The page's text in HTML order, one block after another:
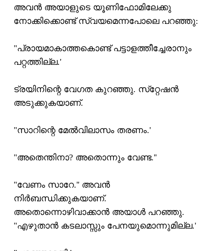
അവന്‍ അയാളുടെ യൂണിഫോമിലേക്കു
നോക്കിക്കൊണ്ട് സ്വയമെന്നപോലെ പറഞ്ഞു:
"പ്രായമാകാത്തകൊണ്ട് പട്ടാളത്തീച്ചേരാനും
പറ്റത്തില്ല.'
ട്രയിനിന്റെ വേഗത കുറഞ്ഞു. സ്‌റ്റേഷന്‍
അടുക്കുകയാണ്.
"സാറിന്റെ മേല്‍വിലാസം തരണം.'
"അതെന്തിനാ? അതൊന്നും വേണ്ട.''
"വേണം സാറേ.'' അവന്‍
നിര്‍ബന്ധിക്കുകയാണ്.
അതൊന്നൊഴിവാക്കാന്‍ അയാള്‍ പറഞ്ഞു.
"എഴുതാന്‍ കടലാസ്സും പേനയുമൊന്നുമില്ല.'